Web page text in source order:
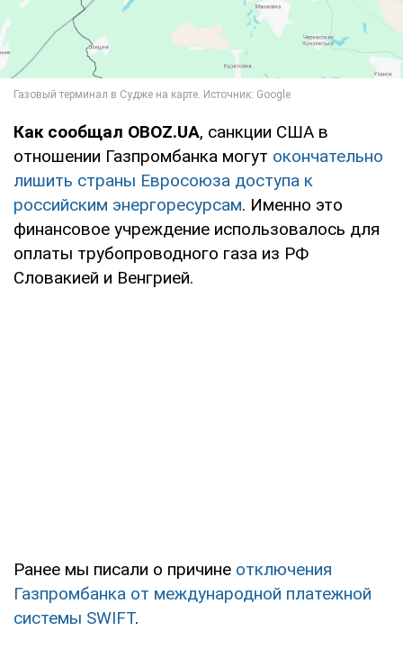
Как сообщал OBOZ.UA, санкции США в
отношении Газпромбанка могут окончательно
лишить страны Евросоюза доступа к
российским энергоресурсам. Именно это
финансовое учреждение использовалось для
оплаты трубопроводного газа из РФ
Словакией и Венгрией.
Ранее мы писали о причине отключения
Газпромбанка от международной платежной
системы SWIFT.